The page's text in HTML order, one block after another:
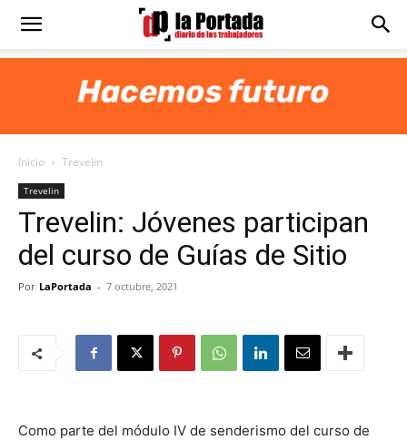
Diario
Portada
Inicio Trevelin
Trevelin
Trevelin: Jóvenes participan
del curso de Guías de Sitio
Por LaPortada - 7 octubre, 2021
Como parte del módulo IV de senderismo del curso de